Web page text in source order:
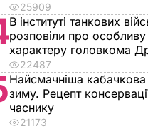
25909
В інституті танкових
розповіли про
характеру головкома
22487
Найсмачніша кабачкова
зиму. Рецепт
часнику
21173